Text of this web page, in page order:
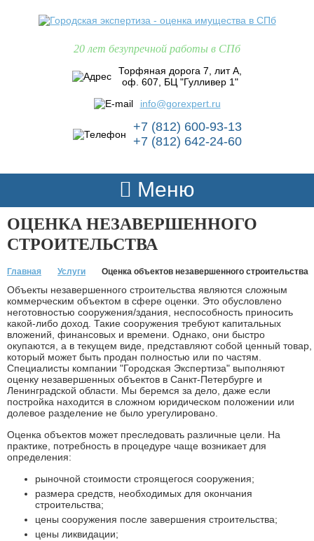
20 лет безупречной работы в СПб
Торфяная дорога 7, лит А,
оф. 607, БЦ "Гулливер 1"
info@gorexpert.ru
+7 (812) 600-93-13
+7 (812) 642-24-60
Меню
ОЦЕНКА НЕЗАВЕРШЕННОГО
СТРОИТЕЛЬСТВА
Главная Услуги Оценка объектов незавершенного строительства
Объекты незавершенного строительства являются сложным
коммерческим объектом в сфере оценки. Это обусловлено
неготовностью сооружения/здания, неспособность приносить
какой-либо доход. Такие сооружения требуют капитальных
вложений, финансовых и времени. Однако, они быстро
окупаются, а в текущем виде, представляют собой ценный товар,
который может быть продан полностью или по частям.
Специалисты компании "Городская Экспертиза" выполняют
оценку незавершенных объектов в Санкт-Петербурге и
Ленинградской области. Мы беремся за дело, даже если
постройка находится в сложном юридическом положении или
долевое разделение не было урегулировано.
Оценка объектов может преследовать различные цели. На
практике, потребность в процедуре чаще возникает для
определения:
рыночной стоимости строящегося сооружения;
размера средств, необходимых для окончания
строительства;
цены сооружения после завершения строительства;
цены ликвидации;